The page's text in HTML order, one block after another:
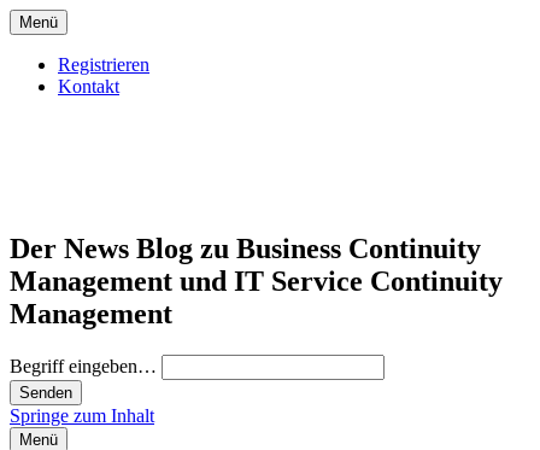
Menü
Registrieren
Kontakt
Der News Blog zu Business Continuity
Management und IT Service Continuity
Management
Begriff eingeben…
Springe zum Inhalt
Menü